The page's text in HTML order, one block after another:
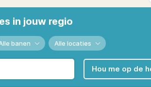
in jouw regio
banen Alle locaties
Hou me op de